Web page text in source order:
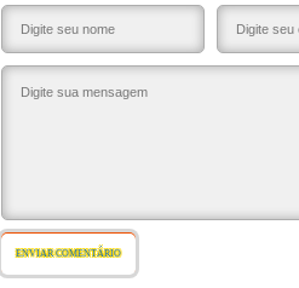
ENVIAR COMENTÁRIO